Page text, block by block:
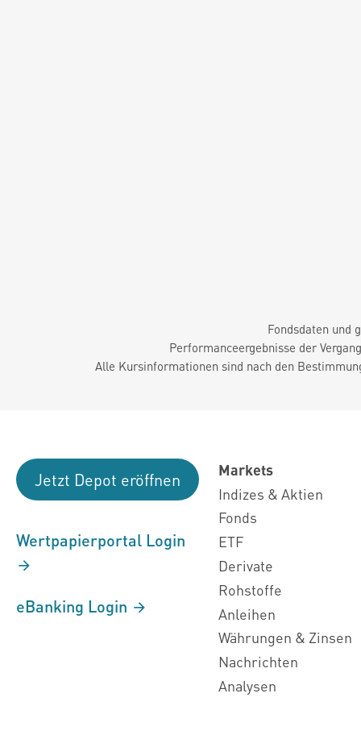
Fondsdaten und
Performanceergebnisse der
Alle Kursinformationen sind nach den
Jetzt Depot eröffnen
Wertpapierportal Login
eBanking Login
Markets
Indizes & Aktien
Fonds
ETF
Derivate
Rohstoffe
Anleihen
Währungen & Zinsen
Nachrichten
Analysen